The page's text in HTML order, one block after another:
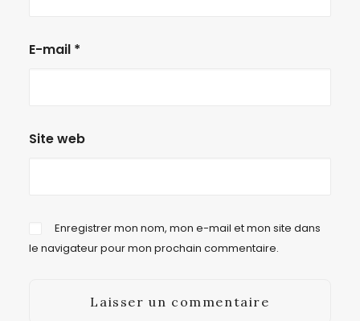
E-mail *
Site web
Enregistrer mon nom, mon e-mail et mon site dans
le navigateur pour mon prochain commentaire.